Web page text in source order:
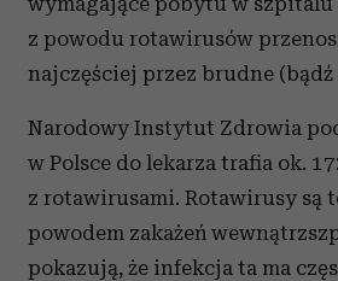
z powodu rotawirusów
najczęściej przez brudne (bądź
Narodowy Instytut Zdrowia
w Polsce do lekarza trafia ok.
z rotawirusami. Rotawirusy są
powodem zakażeń
pokazują, że infekcja ta ma